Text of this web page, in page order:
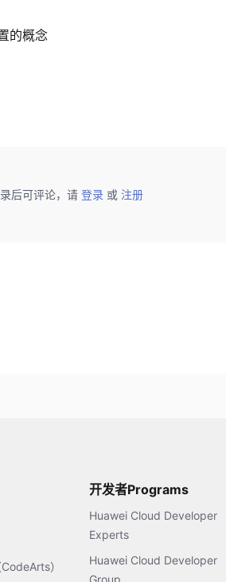
的概念
后可评论，请 登录 或 注册
）
开发者Programs
Huawei Cloud Developer
Experts
Huawei Cloud Developer
Group